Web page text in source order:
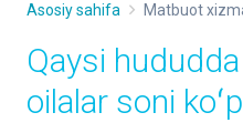
Asosiy sahifa Matbuot
Qaysi hududda
oilalar soni